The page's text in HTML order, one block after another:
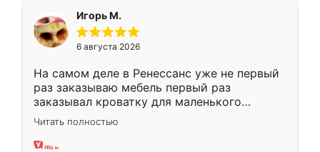
Игорь М.
6 августа 2026
На самом деле в Ренессанс уже не первый
раз заказываю мебель первый раз
заказывал кроватку для маленького
ребёнка при его рождении ,во второй раз
заказал шкаф-купе. По качеству очень
хорошее сборка достаточно быстрая,
Читать полностью